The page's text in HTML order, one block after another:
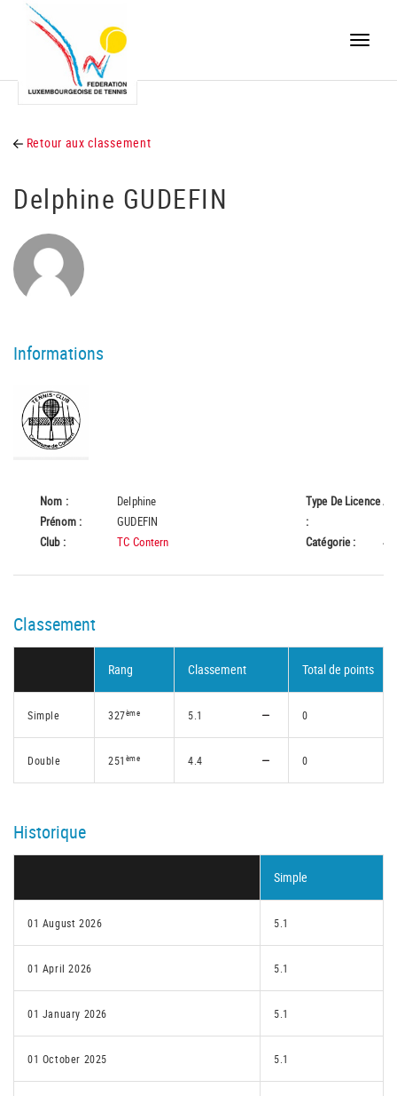
Toggle
Retour aux classement
Delphine GUDEFIN
Informations
Nom :
Delphine
Prénom :
GUDEFIN
Club :
TC Contern
Type De Licence
:
A
Catégorie :
Classement
Rang Classement Total de points
Simple 327ème 5.1 0
Double 251 ème 4.4 0
Historique
Simple
01 August 2026 5.1
01 April 2026 5.1
01 January 2026 5.1
01 October 2025 5.1